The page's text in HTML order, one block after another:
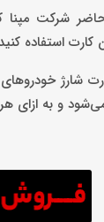
شرکت
کارت استفاده
ساعت ۲۰۰ تومان از